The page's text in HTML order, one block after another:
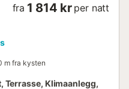
fra 1 814 kr per natt
m fra kysten
Terrasse, Klimaanlegg,